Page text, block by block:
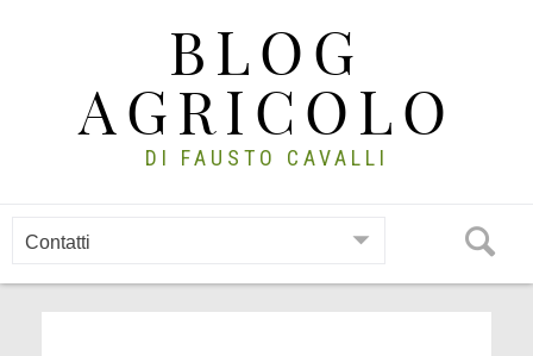
BLOG
AGRICOLO
DI FAUSTO CAVALLI